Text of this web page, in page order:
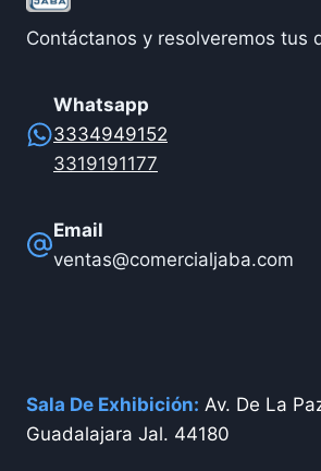
Contáctanos y resolveremos tus
Whatsapp
3334949152
3319191177
Email
ventas@comercialjaba.com
Sala De Exhibición: Av. De La
Guadalajara Jal. 44180